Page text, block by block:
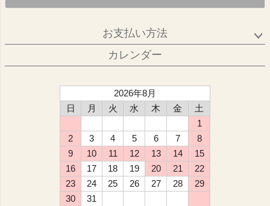
お支払い方法
カレンダー
2026年8月
日
月 火 水 木 金
土
1
2
3 4 5 6 7
8
9
10 11 12 13 14
15
16
17 18 19 20 21
22
23
24 25 26 27 28
29
30
31